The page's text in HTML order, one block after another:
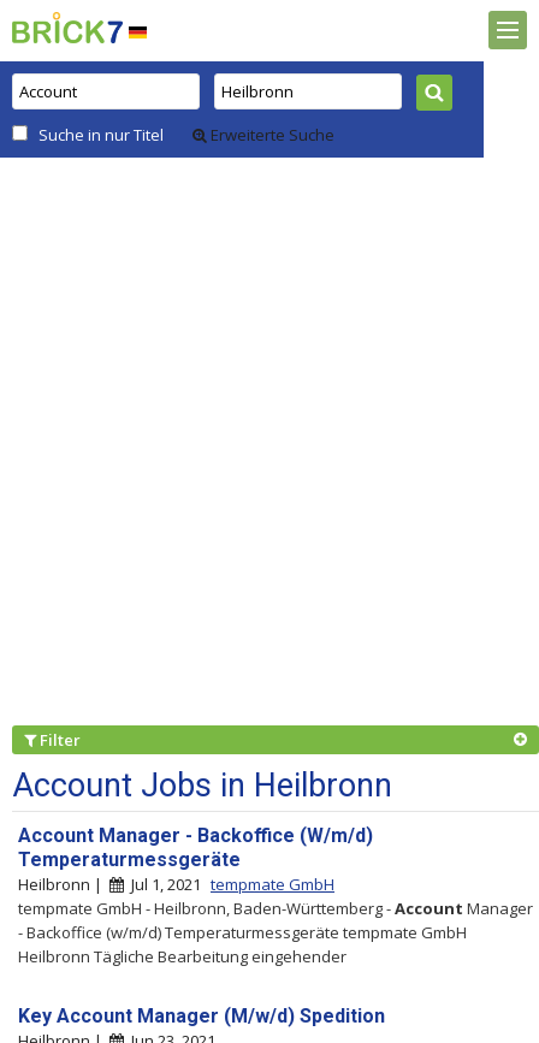
Suche in nur Titel Erweiterte Suche
Filter
Account Jobs in Heilbronn
Account Manager - Backoffice (W/m/d)
Temperaturmessgeräte
Heilbronn | Jul 1, 2021 tempmate GmbH
tempmate GmbH - Heilbronn, Baden-Württemberg -Account Manager
- Backoffice (w/m/d) Temperaturmessgeräte tempmate GmbH
Heilbronn Tägliche Bearbeitung eingehender
Key Account Manager (M/w/d) Spedition